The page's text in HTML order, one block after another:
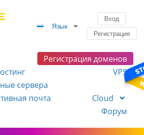
Язык
Вход
Регистрация
Регистрация доменов
VPS
сервера
почта
Cloud
Форум